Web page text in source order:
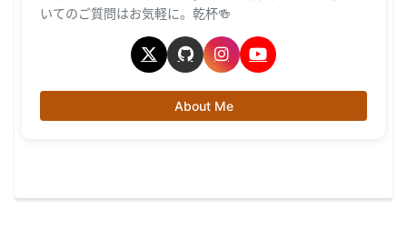
いてのご質問はお気軽に。乾杯🍻
About Me